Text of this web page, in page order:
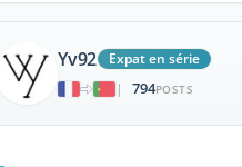
Yv92
Expat en série
|
794POSTS